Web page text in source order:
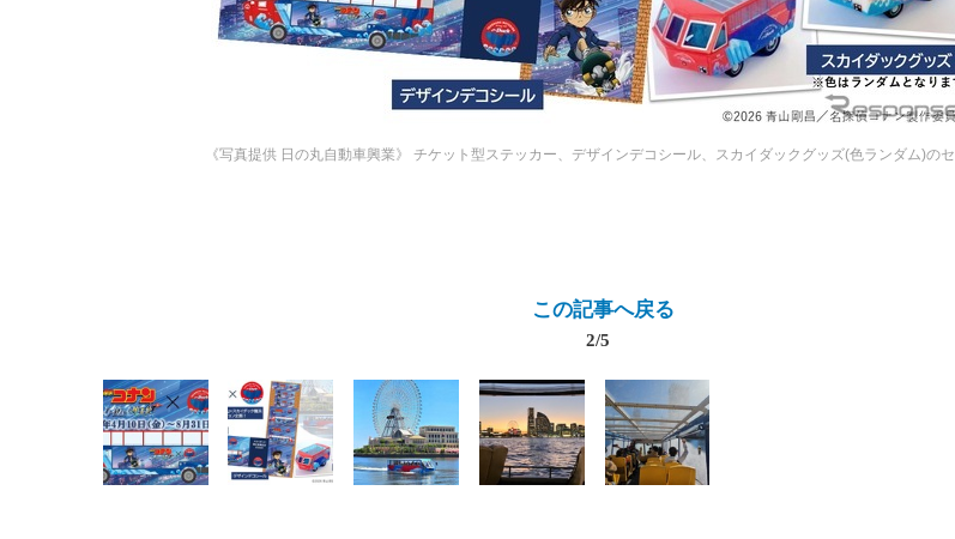
《写真提供 日の丸自動車興業》 チケット型ステッカー、デザインデコシール、スカイダックグッズ(色ランダム)のセ
この記事へ戻る
2/5